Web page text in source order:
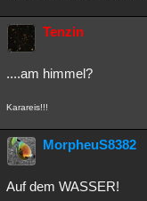
Tenzin
....am himmel?
Karareis!!!
MorpheuS8382
Auf dem WASSER!